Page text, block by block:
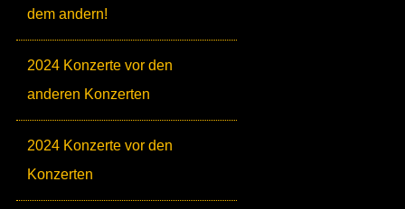
dem andern!
2024 Konzerte vor den
anderen Konzerten
2024 Konzerte vor den
Konzerten